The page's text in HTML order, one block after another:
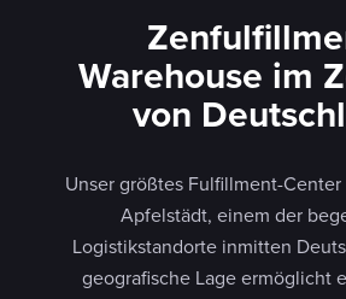
Warehouse im
von
Unser größtes Fulfillment-
Apfelstädt, einem der
Logistikstandorte inmitten
geografische Lage ermöglicht